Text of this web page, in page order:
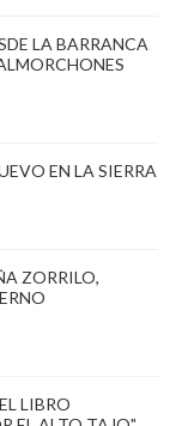
LA BARRANCA
EN LA SIERRA
ZORRILO,
LIBRO